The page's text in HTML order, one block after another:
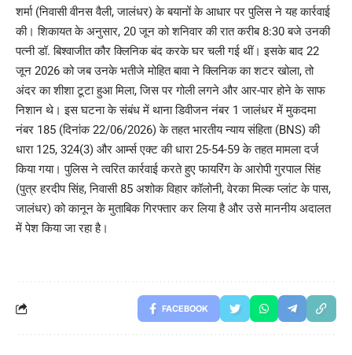
शर्मा (निवासी वीनस वैली, जालंधर) के बयानों के आधार पर पुलिस ने यह कार्रवाई
की। शिकायत के अनुसार, 20 जून को शनिवार की रात करीब 8:30 बजे उनकी
पत्नी डॉ. बिश्वाजीत कौर क्लिनिक बंद करके घर चली गई थीं। इसके बाद 22
जून 2026 को जब उनके भतीजे मोहित बावा ने क्लिनिक का शटर खोला, तो
अंदर का शीशा टूटा हुआ मिला, जिस पर गोली लगने और आर-पार होने के साफ
निशान थे। इस घटना के संबंध में थाना डिवीजन नंबर 1 जालंधर में मुकदमा
नंबर 185 (दिनांक 22/06/2026) के तहत भारतीय न्याय संहिता (BNS) की
धारा 125, 324(3) और आर्म्स एक्ट की धारा 25-54-59 के तहत मामला दर्ज
किया गया। पुलिस ने त्वरित कार्रवाई करते हुए फायरिंग के आरोपी गुरपाल सिंह
(पुत्र हरदीप सिंह, निवासी 85 अशोक विहार कॉलोनी, वेरका मिल्क प्लांट के पास,
जालंधर) को कानून के मुताबिक गिरफ्तार कर लिया है और उसे माननीय अदालत
में पेश किया जा रहा है।
FACEBOOK